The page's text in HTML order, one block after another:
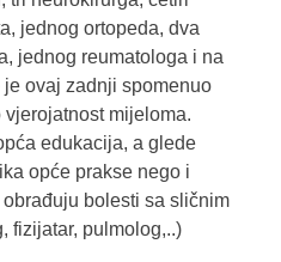
jednog ortopeda, dva
jednog reumatologa i na
ovaj zadnji spomenuo
mijeloma.
edukacija, a glede
opće prakse nego i
bolesti sa sličnim
fizijatar, pulmolog,..)